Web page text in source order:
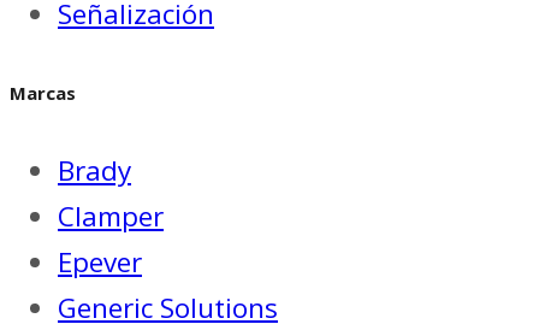
Señalización
Marcas
Brady
Clamper
Epever
Generic Solutions